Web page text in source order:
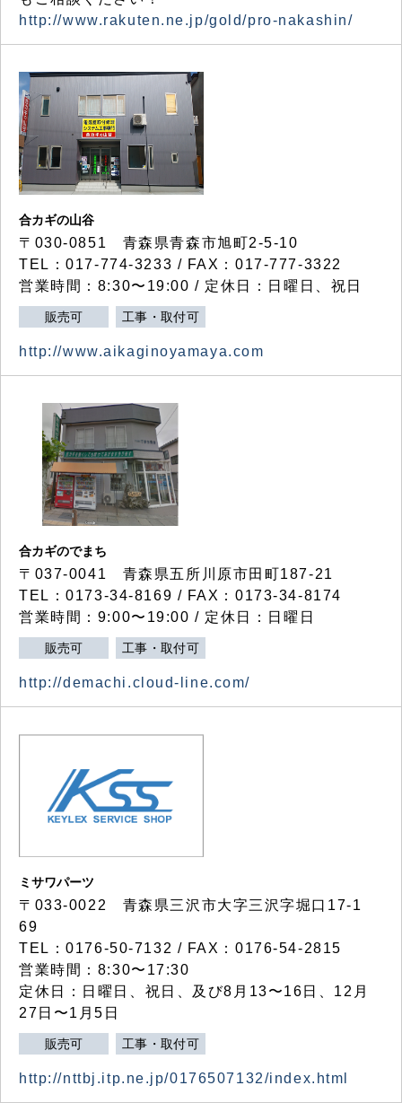
http://www.rakuten.ne.jp/gold/pro-nakashin/
合カギの山谷
〒030-0851 青森県青森市旭町2-5-10
TEL：017-774-3233 / FAX：017-777-3322
営業時間：8:30〜19:00 / 定休日：日曜日、祝日
販売可 工事・取付可
http://www.aikaginoyamaya.com
合カギのでまち
〒037-0041 青森県五所川原市田町187-21
TEL：0173-34-8169 / FAX：0173-34-8174
営業時間：9:00〜19:00 / 定休日：日曜日
販売可 工事・取付可
http://demachi.cloud-line.com/
ミサワパーツ
〒033-0022 青森県三沢市大字三沢字堀口17-1
69
TEL：0176-50-7132 / FAX：0176-54-2815
営業時間：8:30〜17:30
定休日：日曜日、祝日、及び8月13〜16日、12月
27日〜1月5日
販売可 工事・取付可
http://nttbj.itp.ne.jp/0176507132/index.html